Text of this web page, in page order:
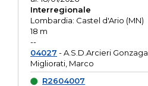
Interregionale
Lombardia: Castel d'Ario (MN)
18 m
--
04027 - A.S.D.Arcieri Gonzaga
Migliorati, Marco
R2604007